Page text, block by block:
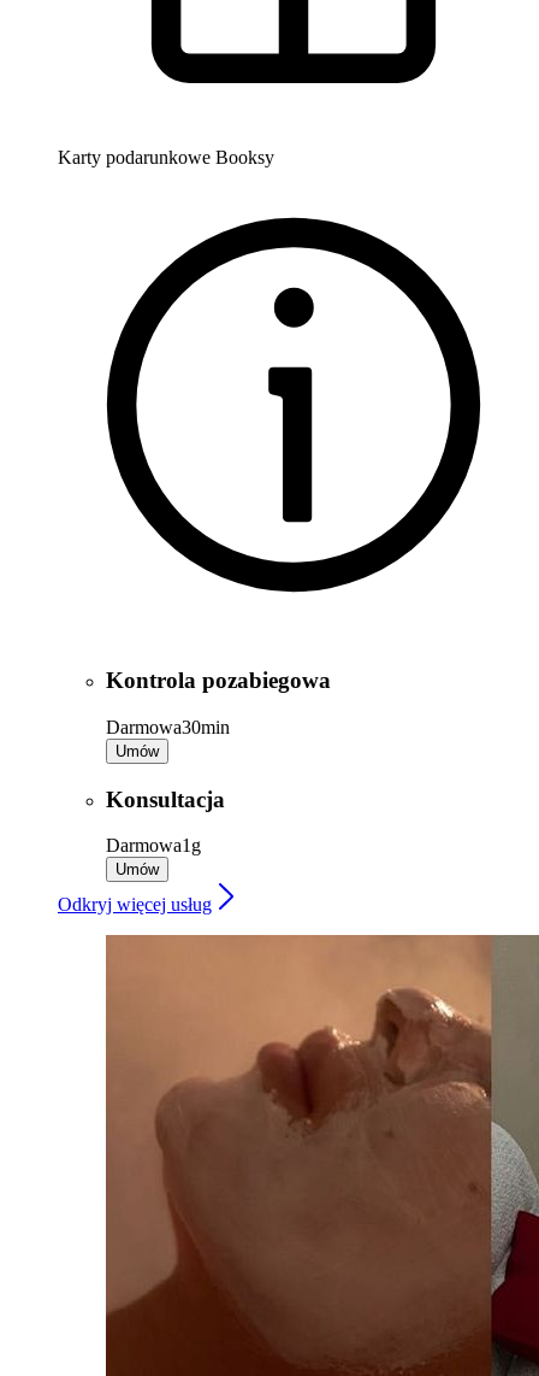
Karty podarunkowe Booksy
Kontrola pozabiegowa
Darmowa30min
Umów
Konsultacja
Darmowa1g
Umów
Odkryj więcej usług